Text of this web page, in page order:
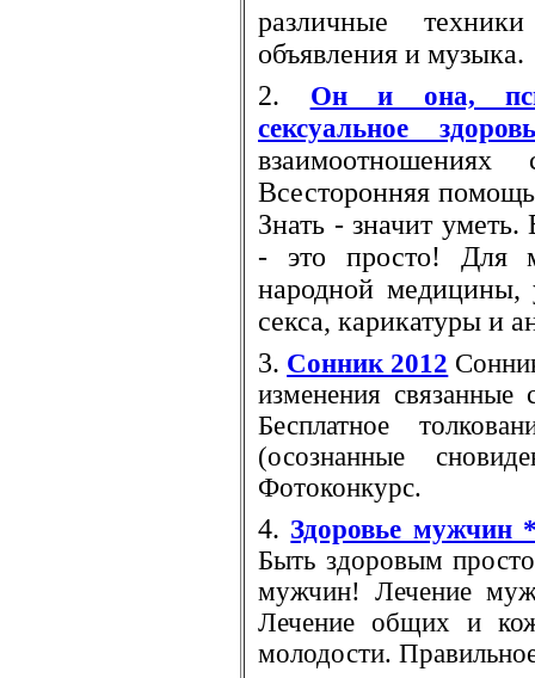
различные
объявления и музыка.
2.
Он и она,
сексуальное
Всесторонняя
Знать - значит
- это просто! Для
народной
секса, карикатуры и
3. Сонник 2012
изменения
Бесплатное
(осознанные
Фотоконкурс.
4. Здоровье мужчин
Быть здоровым
мужчин! Лечение
Лечение общих и
молодости.